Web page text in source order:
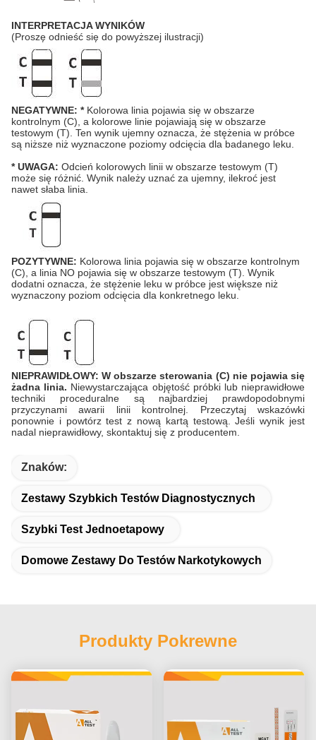
INTERPRETACJA WYNIKÓW
(Proszę odnieść się do powyższej ilustracji)
NEGATYWNE: *Kolorowa linia pojawia się w obszarze
kontrolnym (C), a kolorowe linie pojawiają się w obszarze
testowym (T). Ten wynik ujemny oznacza, że ​​stężenia w próbce
są niższe niż wyznaczone poziomy odcięcia dla badanego leku.
* UWAGA: Odcień kolorowych linii w obszarze testowym (T)
może się różnić. Wynik należy uznać za ujemny, ilekroć jest
nawet słaba linia.
POZYTYWNE: Kolorowa linia pojawia się w obszarze kontrolnym
(C), a linia NO pojawia się w obszarze testowym (T). Wynik
dodatni oznacza, że ​​stężenie leku w próbce jest większe niż
wyznaczony poziom odcięcia dla konkretnego leku.
NIEPRAWIDŁOWY: W obszarze sterowania (C) nie pojawia się
żadna linia. Niewystarczająca objętość próbki lub nieprawidłowe
techniki proceduralne są najbardziej prawdopodobnymi
przyczynami awarii linii kontrolnej. Przeczytaj wskazówki
ponownie i powtórz test z nową kartą testową. Jeśli wynik jest
nadal nieprawidłowy, skontaktuj się z producentem.
Znaków:
Zestawy Szybkich Testów Diagnostycznych
Szybki Test Jednoetapowy
Domowe Zestawy Do Testów Narkotykowych
Produkty Pokrewne